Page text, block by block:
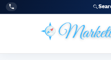
Skip to main navigation
Skip to main content
Skip to site footer
Tel:
+998977838464